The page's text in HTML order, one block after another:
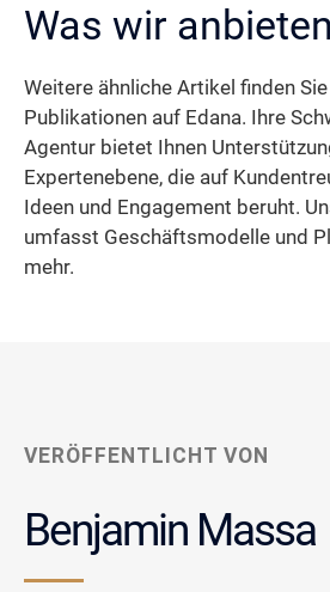
Was wir anbieten
Weitere ähnliche Artikel finden
Publikationen auf Edana. Ihre
Agentur bietet Ihnen
Expertenebene, die auf
Ideen und Engagement beruht.
umfasst Geschäftsmodelle und
mehr.
VERÖFFENTLICHT VON
Benjamin Massa